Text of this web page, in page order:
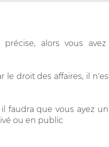
alors vous
le droit des affaires, il
faudra que vous ayez
ou en public